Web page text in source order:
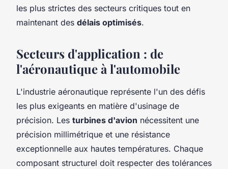
les plus strictes des secteurs critiques tout en
maintenant des délais optimisés.
Secteurs d'application : de
l'aéronautique à l'automobile
L'industrie aéronautique représente l'un des défis
les plus exigeants en matière d'usinage de
précision. Les turbines d'avion nécessitent une
précision millimétrique et une résistance
exceptionnelle aux hautes températures. Chaque
composant structurel doit respecter des tolérances